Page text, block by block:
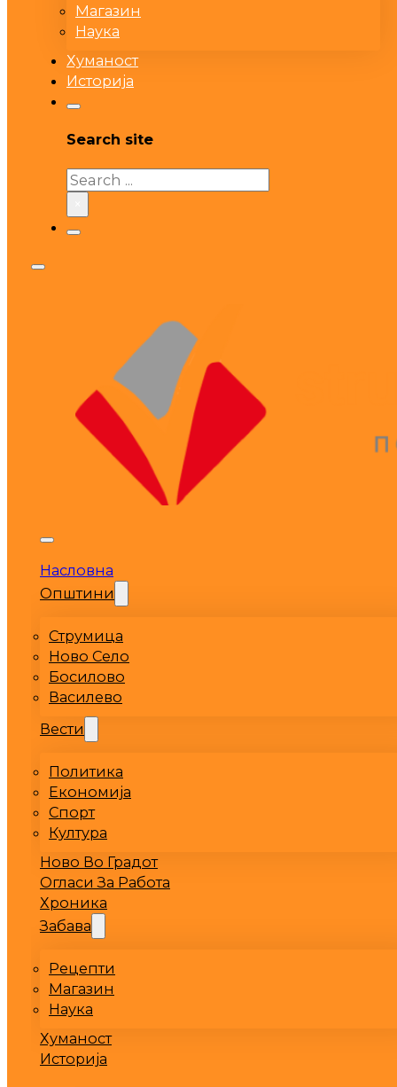
Магазин
Наука
Хуманост
Историја
Search site
Search
Насловна
Општини
Струмица
Ново Село
Босилово
Василево
Вести
Политика
Економија
Спорт
Култура
Ново Во Градот
Огласи За Работа
Хроника
Забава
Рецепти
Магазин
Наука
Хуманост
Историја